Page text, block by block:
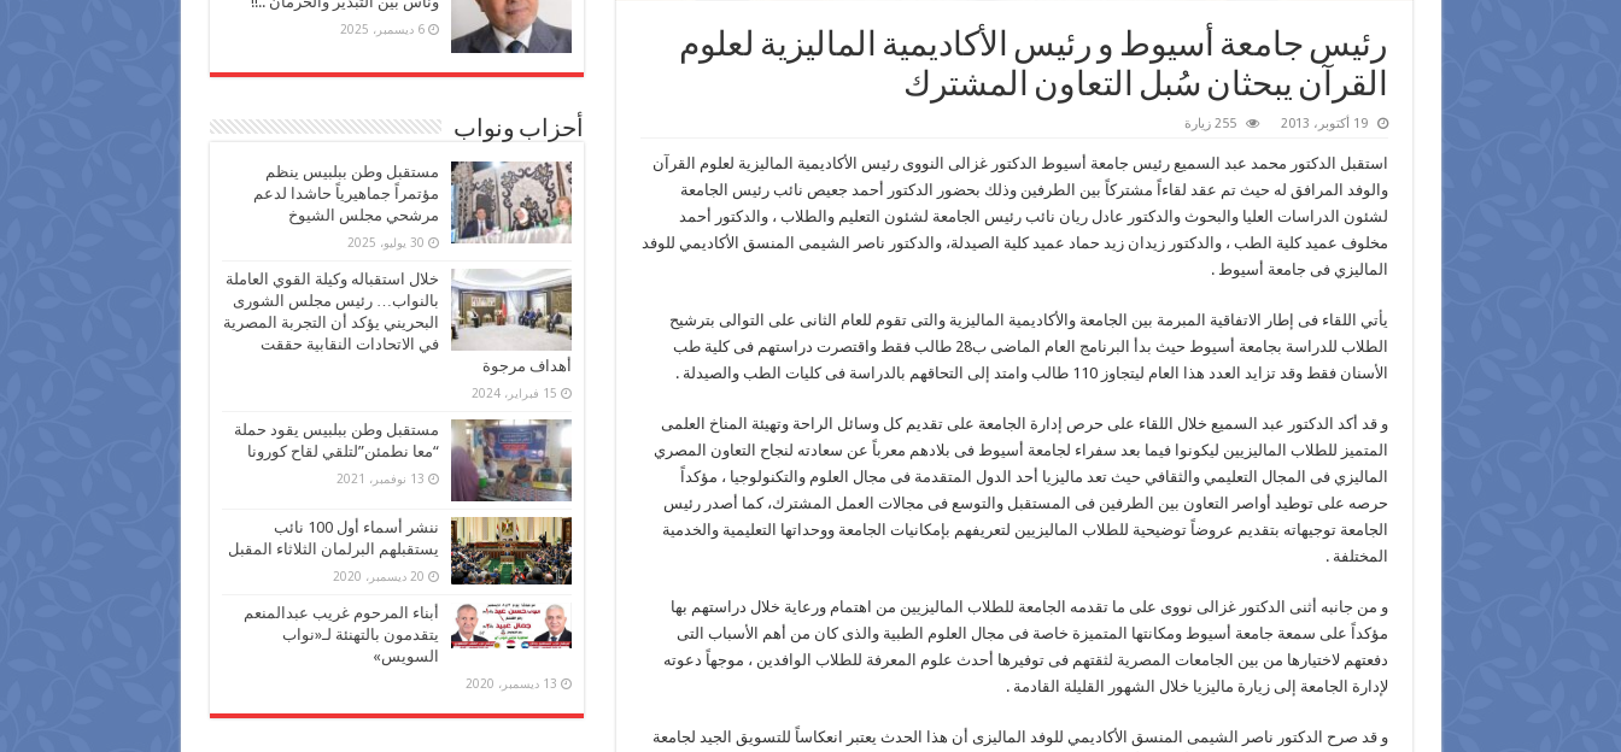
رئيس جامعة أسيوط و رئيس الأكاديمية الماليزية لعلوم
القرآن يبحثان سُبل التعاون المشترك
19 أكتوبر، 2013 255 زيارة
استقبل الدكتور محمد عبد السميع رئيس جامعة أسيوط الدكتور غزالى النووى رئيس الأكاديمية الماليزية لعلوم القرآن
والوفد المرافق له حيث تم عقد لقاءاً مشتركاً بين الطرفين وذلك بحضور الدكتور أحمد جعيص نائب رئيس الجامعة
لشئون الدراسات العليا والبحوث والدكتور عادل ريان نائب رئيس الجامعة لشئون التعليم والطلاب ، والدكتور أحمد
مخلوف عميد كلية الطب ، والدكتور زيدان زيد حماد عميد كلية الصيدلة، والدكتور ناصر الشيمى المنسق الأكاديمي للوفد
الماليزي فى جامعة أسيوط .
يأتي اللقاء فى إطار الاتفاقية المبرمة بين الجامعة والأكاديمية الماليزية والتى تقوم للعام الثانى على التوالى بترشيح
الطلاب للدراسة بجامعة أسيوط حيث بدأ البرنامج العام الماضى ب28 طالب فقط واقتصرت دراستهم فى كلية طب
الأسنان فقط وقد تزايد العدد هذا العام ليتجاوز 110 طالب وامتد إلى التحاقهم بالدراسة فى كليات الطب والصيدلة .
و قد أكد الدكتور عبد السميع خلال اللقاء على حرص إدارة الجامعة على تقديم كل وسائل الراحة وتهيئة المناخ العلمى
المتميز للطلاب الماليزيين ليكونوا فيما بعد سفراء لجامعة أسيوط فى بلادهم معرباً عن سعادته لنجاح التعاون المصري
الماليزي فى المجال التعليمي والثقافي حيث تعد ماليزيا أحد الدول المتقدمة فى مجال العلوم والتكنولوجيا ، مؤكداً
حرصه على توطيد أواصر التعاون بين الطرفين فى المستقبل والتوسع فى مجالات العمل المشترك، كما أصدر رئيس
الجامعة توجيهاته بتقديم عروضاً توضيحية للطلاب الماليزيين لتعريفهم بإمكانيات الجامعة ووحداتها التعليمية والخدمية
المختلفة .
و من جانبه أثنى الدكتور غزالى نووى على ما تقدمه الجامعة للطلاب الماليزيين من اهتمام ورعاية خلال دراستهم بها
مؤكداً على سمعة جامعة أسيوط ومكانتها المتميزة خاصة فى مجال العلوم الطبية والذى كان من أهم الأسباب التى
دفعتهم لاختيارها من بين الجامعات المصرية لثقتهم فى توفيرها أحدث علوم المعرفة للطلاب الوافدين ، موجهاً دعوته
لإدارة الجامعة إلى زيارة ماليزيا خلال الشهور القليلة القادمة .
و قد صرح الدكتور ناصر الشيمى المنسق الأكاديمي للوفد الماليزى أن هذا الحدث يعتبر انعكاساً للتسويق الجيد لجامعة
6 ديسمبر، 2025
أحزاب ونواب
مستقبل وطن ببلبيس ينظم
مؤتمراً جماهيرياً حاشدا لدعم
مرشحي مجلس الشيوخ
30 يوليو، 2025
خلال استقباله وكيلة القوي العاملة
بالنواب… رئيس مجلس الشورى
البحريني يؤكد أن التجربة المصرية
في الاتحادات النقابية حققت
أهداف مرجوة
15 فبراير، 2024
مستقبل وطن ببلبيس يقود حملة
“معا نطمئن”لتلقي لقاح كورونا
13 نوفمبر، 2021
ننشر أسماء أول 100 نائب
يستقبلهم البرلمان الثلاثاء المقبل
20 ديسمبر، 2020
أبناء المرحوم غريب عبدالمنعم
يتقدمون بالتهنئة لـ«نواب
السويس»
13 ديسمبر، 2020